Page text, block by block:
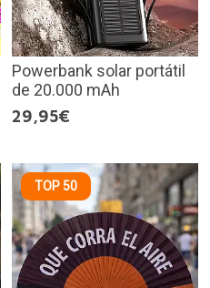
Powerbank solar portátil
de 20.000 mAh
29,95€
TOP 50